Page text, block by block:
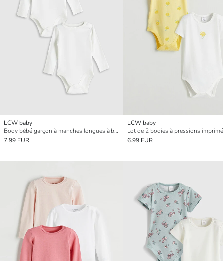
LCW baby
Body bébé garçon à manches longues à boutons-pression, lot de 2
7.99 EUR
LCW baby
6.99 EUR